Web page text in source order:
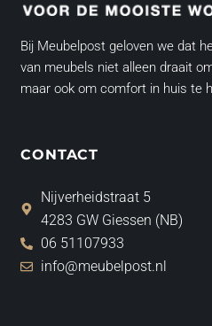
Bij Meubelpost geloven we dat
van meubels niet alleen draait
maar ook om comfort in huis te
CONTACT
Nijverheidstraat 5
4283 GW Giessen (NB)
06 51107933
info@meubelpost.nl